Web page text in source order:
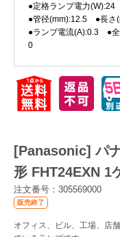
ログアウ
●定格ランプ電力
●管径(mm):12.5 ●長さ
●ランプ電流(A):0.3 ●
0
[Panasonic] パ
形 FHT24EXN 1
注文番号：305569000
販売終了
オフィス、ビル、工場、店